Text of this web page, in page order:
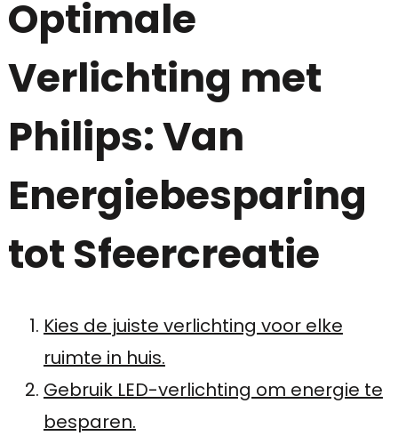
Optimale
Verlichting met
Philips: Van
Energiebesparing
tot Sfeercreatie
Kies de juiste verlichting voor elke
ruimte in huis.
Gebruik LED-verlichting om energie te
besparen.